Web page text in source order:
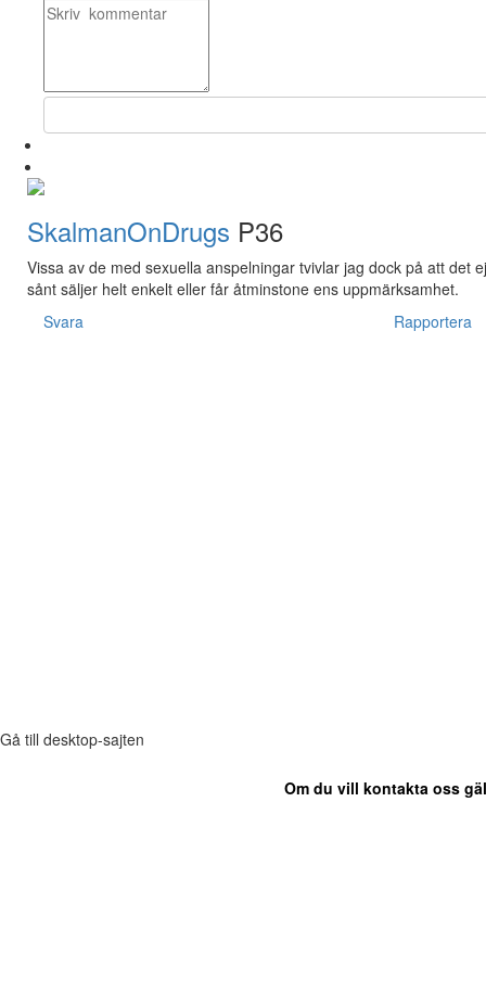
SkalmanOnDrugs P36
Vissa av de med sexuella anspelningar tvivlar jag dock på att det
sånt säljer helt enkelt eller får åtminstone ens uppmärksamhet.
Svara
Rapportera
Gå till desktop-sajten
Om du vill kontakta oss